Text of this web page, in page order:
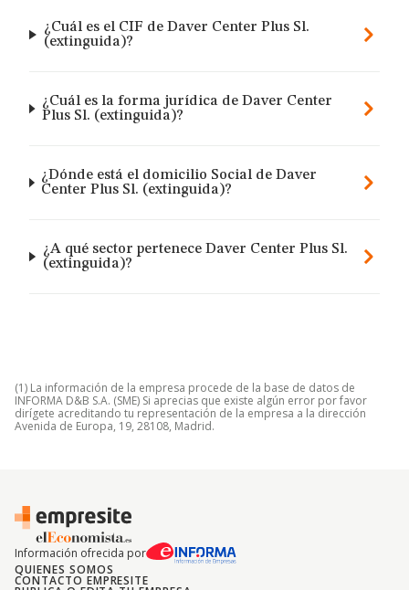
¿Cuál es el CIF de Daver Center Plus Sl.
(extinguida)?
¿Cuál es la forma jurídica de Daver Center
Plus Sl. (extinguida)?
¿Dónde está el domicilio Social de Daver
Center Plus Sl. (extinguida)?
¿A qué sector pertenece Daver Center Plus Sl.
(extinguida)?
(1) La información de la empresa procede de la base de datos de
INFORMA D&B S.A. (SME) Si aprecias que existe algún error por favor
dirígete acreditando tu representación de la empresa a la dirección
Avenida de Europa, 19, 28108, Madrid.
Información ofrecida por
QUIENES SOMOS
CONTACTO EMPRESITE